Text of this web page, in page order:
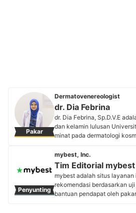
Pakar
Dermatovenereologist
dr. Dia Febrina
dr. Dia Febrina, Sp.D.V.E
dan kelamin lulusan
minat pada dermatologi
Dr. Derm Skin Care, beliau
masyarakat tentang
konsultasi langsung maupun
menghadirkan layanan yang
menjadi rujukan terpercaya
estetik di Bekasi.
Penyunting
mybest, Inc.
Tim Editorial mybest
mybest adalah situs layanan
rekomendasi berdasarkan
bantuan pendapat oleh